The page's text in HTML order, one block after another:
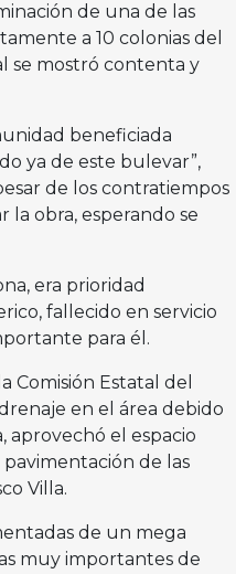
de una de las
a 10 colonias del
se mostró contenta y
beneficiada
ya de este bulevar”,
de los contratiempos
obra, esperando se
era prioridad
fallecido en servicio
para él.
Comisión Estatal del
en el área debido
aprovechó el espacio
de las
Villa.
de un mega
muy importantes de